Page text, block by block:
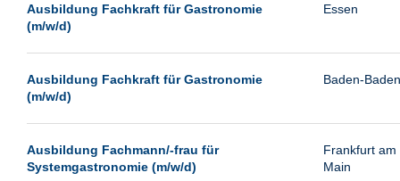
Magdeburg
Mannheim
Neu-Isenburg
Ausbildung Fachkraft für Gastronomie
(m/w/d)
Essen
Ausbildung Fachkraft für Gastronomie
(m/w/d)
Baden-Baden
Ausbildung Fachmann/-frau für
Systemgastronomie (m/w/d)
Frankfurt am
Main